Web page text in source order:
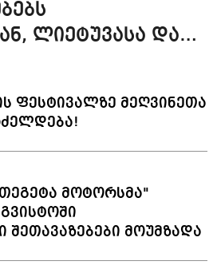
ლიეტუვასა და
ფესტივალზე მეღვინეთა
მოტორსმა"
შეთავაზებები მოუმზადა